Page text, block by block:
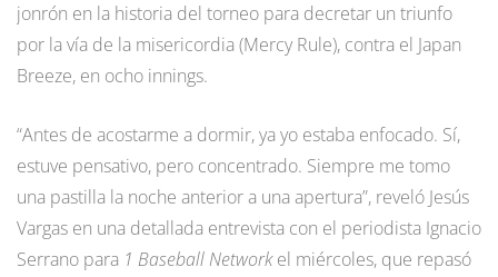
jonrón en la historia del torneo para decretar un triunfo
por la vía de la misericordia (Mercy Rule), contra el Japan
Breeze, en ocho innings.
“Antes de acostarme a dormir, ya yo estaba enfocado. Sí,
estuve pensativo, pero concentrado. Siempre me tomo
una pastilla la noche anterior a una apertura”, reveló Jesús
Vargas en una detallada entrevista con el periodista Ignacio
Serrano para 1 Baseball Networkel miércoles, que repasó